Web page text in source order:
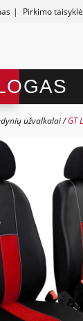
| Pirkimo
užvalkalai GT